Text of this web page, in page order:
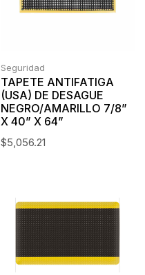
Seguridad
TAPETE ANTIFATIGA
(USA) DE DESAGUE
NEGRO/AMARILLO 7/8”
X 40” X 64”
$5,056.21